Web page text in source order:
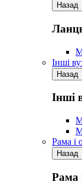
Назад
Iнші
Назад
Iнші
Рама і
Назад
Рама